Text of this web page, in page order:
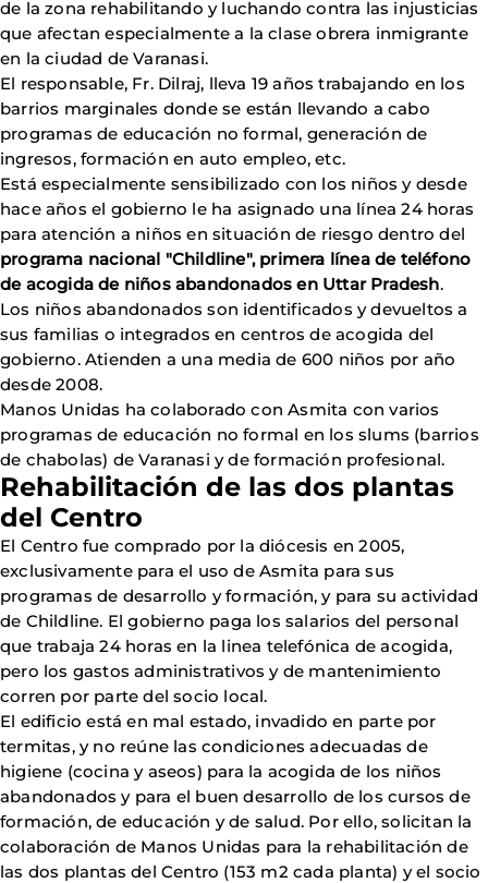
de la zona rehabilitando y luchando contra las injusticias
que afectan especialmente a la clase obrera inmigrante
en la ciudad de Varanasi.
El responsable, Fr. Dilraj, lleva 19 años trabajando en los
barrios marginales donde se están llevando a cabo
programas de educación no formal, generación de
ingresos, formación en auto empleo, etc.
Está especialmente sensibilizado con los niños y desde
hace años el gobierno le ha asignado una línea 24 horas
para atención a niños en situación de riesgo dentro del
programa nacional "Childline", primera línea de teléfono
de acogida de niños abandonados en Uttar Pradesh.
Los niños abandonados son identificados y devueltos a
sus familias o integrados en centros de acogida del
gobierno. Atienden a una media de 600 niños por año
desde 2008.
Manos Unidas ha colaborado con Asmita con varios
programas de educación no formal en los slums (barrios
de chabolas) de Varanasi y de formación profesional.
Rehabilitación de las dos plantas
del Centro
El Centro fue comprado por la diócesis en 2005,
exclusivamente para el uso de Asmita para sus
programas de desarrollo y formación, y para su actividad
de Childline. El gobierno paga los salarios del personal
que trabaja 24 horas en la linea telefónica de acogida,
pero los gastos administrativos y de mantenimiento
corren por parte del socio local.
El edificio está en mal estado, invadido en parte por
termitas, y no reúne las condiciones adecuadas de
higiene (cocina y aseos) para la acogida de los niños
abandonados y para el buen desarrollo de los cursos de
formación, de educación y de salud. Por ello, solicitan la
colaboración de Manos Unidas para la rehabilitación de
las dos plantas del Centro (153 m2 cada planta) y el socio